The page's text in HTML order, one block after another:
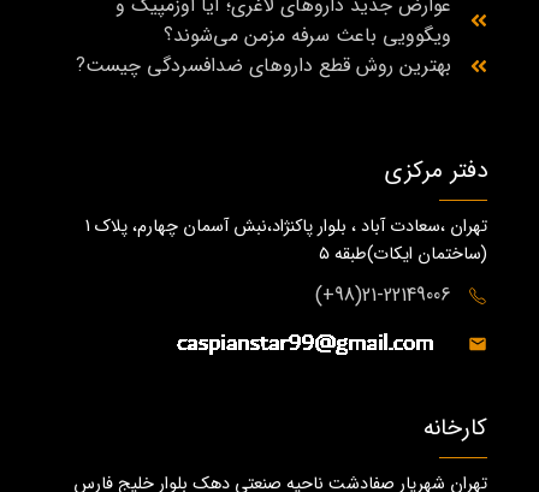
ویگوویی باعث سرفه مزمن می‌شوند؟
بهترین روش قطع داروهای ضدافسردگی چیست?
دفتر مرکزی
تهران ،سعادت آباد ، بلوار پاکنژاد،نبش آسمان چهارم، پلاک 1
(ساختمان ايكات)طبقه ٥
21-22149006(98+)
کارخانه
تهران شهریار صفادشت ناحیه صنعتی دهک بلوار خلیج فارس